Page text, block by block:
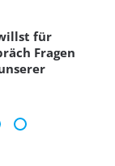
für
Fragen